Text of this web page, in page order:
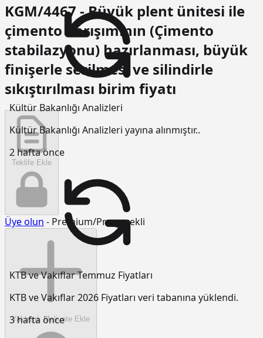
Kültür Bakanlığı Analizleri
Kültür Bakanlığı Analizleri yayına alınmıştır..
2 hafta önce
KTB ve Vakıflar Temmuz Fiyatları
KTB ve Vakıflar 2026 Fiyatları veri tabanına yüklendi.
3 hafta önce
KGM/4467 - Büyük plent ünitesi ile
çimento karışımının (Çimento
stabilazyonu) hazırlanması, büyük
finişerle serilmesi ve silindirle
sıkıştırılması birim fiyatı
Teklife Ekle
Üye olun - Premium/Pro gerekli
Yaklaşık Maliyete Ekle